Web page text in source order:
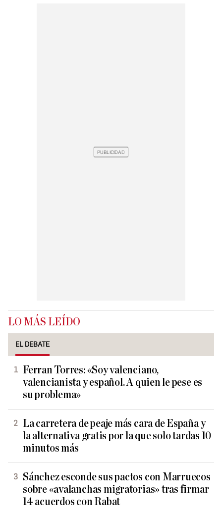
LO MÁS LEÍDO
EL DEBATE
Ferran Torres: «Soy valenciano,
valencianista y español. A quien le pese es
su problema»
La carretera de peaje más cara de España y
la alternativa gratis por la que solo tardas 10
minutos más
Sánchez esconde sus pactos con Marruecos
sobre «avalanchas migratorias» tras firmar
14 acuerdos con Rabat